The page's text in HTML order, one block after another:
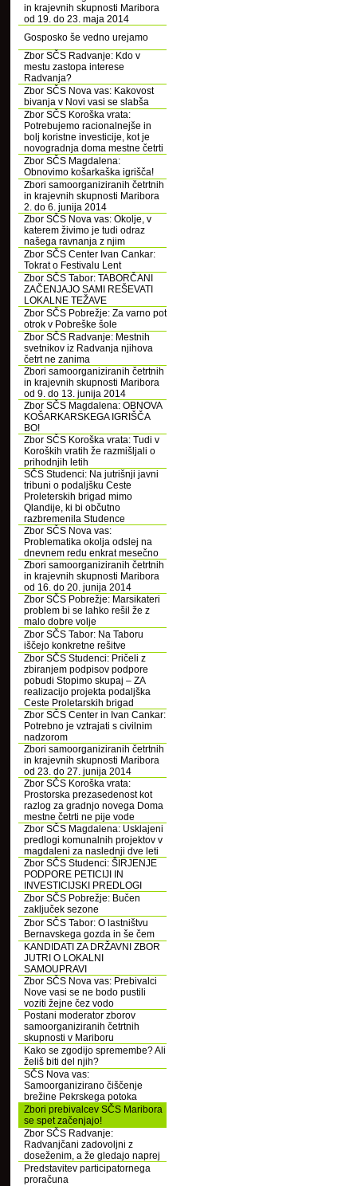
in krajevnih skupnosti Maribora
od 19. do 23. maja 2014
Gosposko še vedno urejamo
Zbor SČS Radvanje: Kdo v
mestu zastopa interese
Radvanja?
Zbor SČS Nova vas: Kakovost
bivanja v Novi vasi se slabša
Zbor SČS Koroška vrata:
Potrebujemo racionalnejše in
bolj koristne investicije, kot je
novogradnja doma mestne četrti
Zbor SČS Magdalena:
Obnovimo košarkaška igrišča!
Zbori samoorganiziranih četrtnih
in krajevnih skupnosti Maribora
2. do 6. junija 2014
Zbor SČS Nova vas: Okolje, v
katerem živimo je tudi odraz
našega ravnanja z njim
Zbor SČS Center Ivan Cankar:
Tokrat o Festivalu Lent
Zbor SČS Tabor: TABORČANI
ZAČENJAJO SAMI REŠEVATI
LOKALNE TEŽAVE
Zbor SČS Pobrežje: Za varno pot
otrok v Pobreške šole
Zbor SČS Radvanje: Mestnih
svetnikov iz Radvanja njihova
četrt ne zanima
Zbori samoorganiziranih četrtnih
in krajevnih skupnosti Maribora
od 9. do 13. junija 2014
Zbor SČS Magdalena: OBNOVA
KOŠARKARSKEGA IGRIŠČA
BO!
Zbor SČS Koroška vrata: Tudi v
Koroških vratih že razmišljali o
prihodnjih letih
SČS Studenci: Na jutrišnji javni
tribuni o podaljšku Ceste
Proleterskih brigad mimo
Qlandije, ki bi občutno
razbremenila Studence
Zbor SČS Nova vas:
Problematika okolja odslej na
dnevnem redu enkrat mesečno
Zbori samoorganiziranih četrtnih
in krajevnih skupnosti Maribora
od 16. do 20. junija 2014
Zbor SČS Pobrežje: Marsikateri
problem bi se lahko rešil že z
malo dobre volje
Zbor SČS Tabor: Na Taboru
iščejo konkretne rešitve
Zbor SČS Studenci: Pričeli z
zbiranjem podpisov podpore
pobudi Stopimo skupaj – ZA
realizacijo projekta podaljška
Ceste Proletarskih brigad
Zbor SČS Center in Ivan Cankar:
Potrebno je vztrajati s civilnim
nadzorom
Zbori samoorganiziranih četrtnih
in krajevnih skupnosti Maribora
od 23. do 27. junija 2014
Zbor SČS Koroška vrata:
Prostorska prezasedenost kot
razlog za gradnjo novega Doma
mestne četrti ne pije vode
Zbor SČS Magdalena: Usklajeni
predlogi komunalnih projektov v
magdaleni za naslednji dve leti
Zbor SČS Studenci: ŠIRJENJE
PODPORE PETICIJI IN
INVESTICIJSKI PREDLOGI
Zbor SČS Pobrežje: Bučen
zaključek sezone
Zbor SČS Tabor: O lastništvu
Bernavskega gozda in še čem
KANDIDATI ZA DRŽAVNI ZBOR
JUTRI O LOKALNI
SAMOUPRAVI
Zbor SČS Nova vas: Prebivalci
Nove vasi se ne bodo pustili
voziti žejne čez vodo
Postani moderator zborov
samoorganiziranih četrtnih
skupnosti v Mariboru
Kako se zgodijo spremembe? Ali
želiš biti del njih?
SČS Nova vas:
Samoorganizirano čiščenje
brežine Pekrskega potoka
Zbori prebivalcev SČS Maribora
se spet začenjajo!
Zbor SČS Radvanje:
Radvanjčani zadovoljni z
doseženim, a že gledajo naprej
Predstavitev participatornega
proračuna